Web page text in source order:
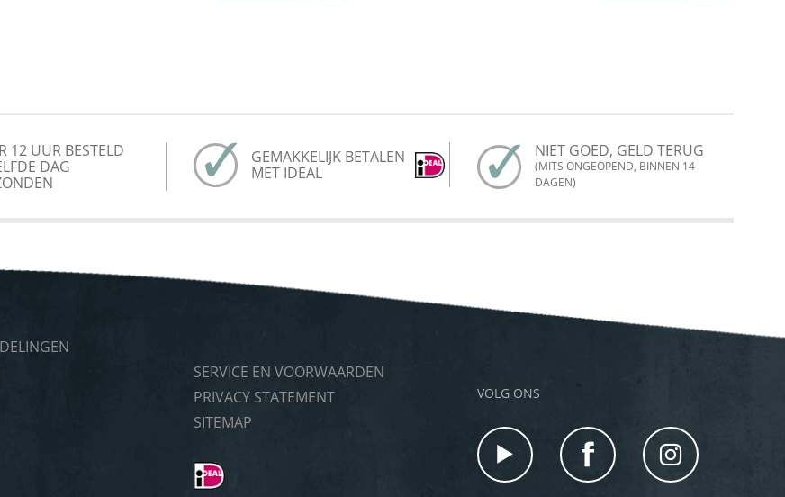
12 UUR BESTELD
DAG
GEMAKKELIJK BETALEN
MET IDEAL
NIET GOED, GELD TERUG
(MITS ONGEOPEND, BINNEN 14
DAGEN)
SERVICE EN VOORWAARDEN
PRIVACY STATEMENT
SITEMAP
VOLG ONS